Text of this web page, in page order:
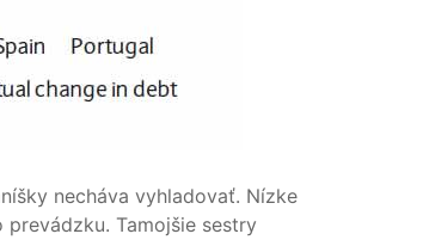
necháva vyhladovať. Nízke
Tamojšie sestry